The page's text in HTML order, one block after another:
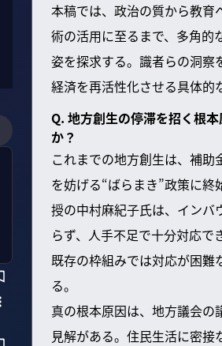
本稿では、政治の質から教育
術の活用に至るまで、多角的
姿を探求する。識者らの洞察
経済を再活性化させる具体的
Q. 地方創生の停滞を招く根
か？
これまでの地方創生は、補
を妨げる“ばらまき”政策に
授の中村麻紀子氏は、インバ
らず、人手不足で十分対応で
既存の枠組みでは対応が困難
る。
真の根本原因は、地方議会の
見解がある。住民生活に密